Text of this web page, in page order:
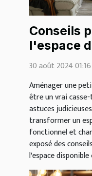
Conseils
l'espace
chambres
30 août 2024 01:16
Aménager une
être un vrai
astuces
transformer un
fonctionnel et
exposé des
l'espace